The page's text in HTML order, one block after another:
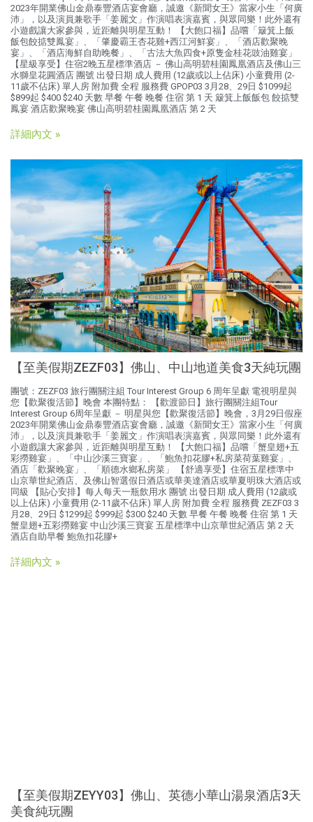
2023年開業佛山金鼎泰豐酒店宴會廳，誠邀《新聞女王》當家小生「何廣
沛」，以及演員兼歌手「姜麗文」作演唱表演嘉賓，與眾同樂！此外還有
小遊戲讓大家參與，近距離與明星互動！ 【大飽口福】品嚐「簸箕上飯
飯包餃掂雙鳳宴」、「肇慶霸王杏花雞+西江河鮮宴」、「酒店歡聚晚
宴」、「酒店海鮮自助晚餐」、「古法大魚四食+原隻金桂花豉油雞宴」
【星級享受】住宿2晚五星標準酒店 － 佛山高明碧桂園鳳凰酒店及佛山三
水獅皇花圓酒店 團號 出發日期 成人費用 (12歲或以上佔床) 小童費用 (2-
11歲不佔床) 單人房 附加費 全程 服務費 GPOP03 3月28、29日 $1099起
$899起 $400 $240 天數 早餐 午餐 晚餐 住宿 第 1 天 簸箕上飯飯包 餃掂雙
鳳宴 酒店歡聚晚宴 佛山高明碧桂園鳳凰酒店 第 2 天
詳細內文 »
【至美假期ZEZF03】佛山、中山地道美食3天純玩團
團號：ZEZF03 旅行團關注組 Tour Interest Group 6 周年呈獻 電視明星與
您【歡聚復活節】晚會 本團特點： 【歡渡節日】旅行團關注組Tour
Interest Group 6周年呈獻 － 明星與您【歡聚復活節】晚會，3月29日假座
2023年開業佛山金鼎泰豐酒店宴會廳，誠邀《新聞女王》當家小生「何廣
沛」，以及演員兼歌手「姜麗文」作演唱表演嘉賓，與眾同樂！此外還有
小遊戲讓大家參與，近距離與明星互動！ 【大飽口福】品嚐「蟹皇翅+五
彩撈雞宴」、「中山沙溪三寶宴」、「鮑魚扣花膠+私房菜荷葉雞宴」、
酒店「歡聚晚宴」、「順德水鄉私房菜」 【舒適享受】住宿五星標準中
山京華世紀酒店、及佛山智選假日酒店或華美達酒店或華夏明珠大酒店或
同級 【貼心安排】每人每天一瓶飲用水 團號 出發日期 成人費用 (12歲或
以上佔床) 小童費用 (2-11歲不佔床) 單人房 附加費 全程 服務費 ZEZF03 3
月28、29日 $1299起 $999起 $300 $240 天數 早餐 午餐 晚餐 住宿 第 1 天
蟹皇翅+五彩撈雞宴 中山沙溪三寶宴 五星標準中山京華世紀酒店 第 2 天
酒店自助早餐 鮑魚扣花膠+
詳細內文 »
【至美假期ZEYY03】佛山、英德小華山湯泉酒店3天
美食純玩團